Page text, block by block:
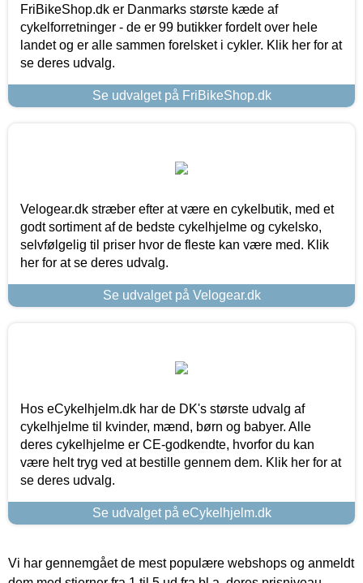
FriBikeShop.dk er Danmarks største kæde af
cykelforretninger - de er 99 butikker fordelt over hele
landet og er alle sammen forelsket i cykler. Klik her for at
se deres udvalg.
Se udvalget på FriBikeShop.dk
Velogear.dk stræber efter at være en cykelbutik, med et
godt sortiment af de bedste cykelhjelme og cykelsko,
selvfølgelig til priser hvor de fleste kan være med. Klik
her for at se deres udvalg.
Se udvalget på Velogear.dk
Hos eCykelhjelm.dk har de DK's største udvalg af
cykelhjelme til kvinder, mænd, børn og babyer. Alle
deres cykelhjelme er CE-godkendte, hvorfor du kan
være helt tryg ved at bestille gennem dem. Klik her for at
se deres udvalg.
Se udvalget på eCykelhjelm.dk
Vi har gennemgået de mest populære webshops og anmeldt